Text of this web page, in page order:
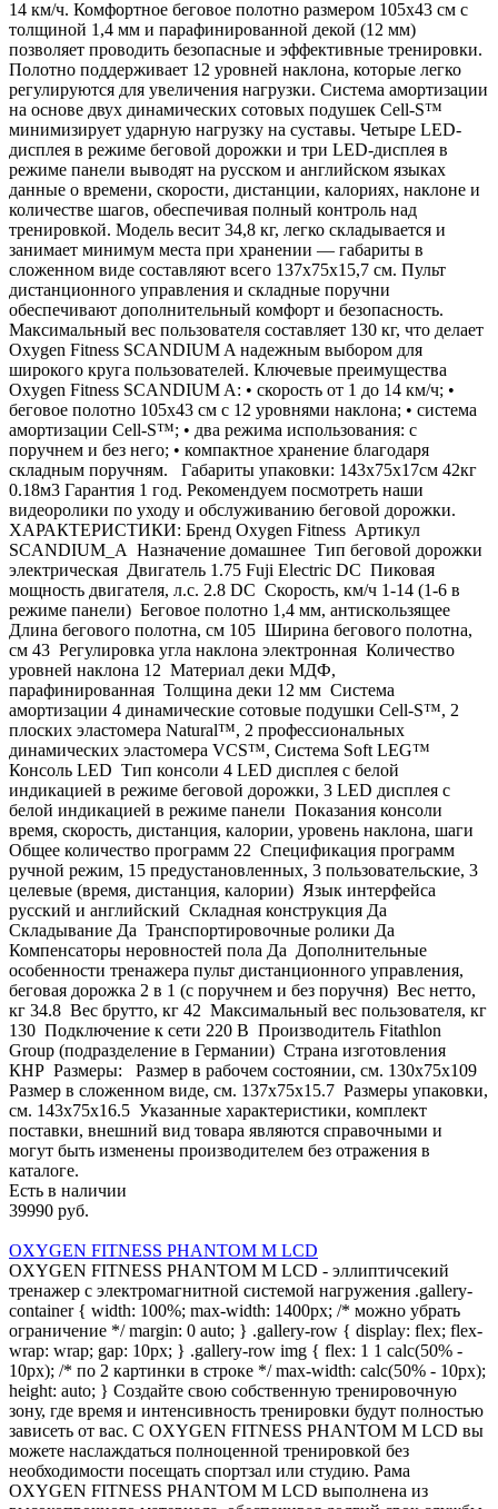
14 км/ч. Комфортное беговое полотно размером 105х43 см с
толщиной 1,4 мм и парафинированной декой (12 мм)
позволяет проводить безопасные и эффективные тренировки.
Полотно поддерживает 12 уровней наклона, которые легко
регулируются для увеличения нагрузки. Система амортизации
на основе двух динамических сотовых подушек Cell-S™
минимизирует ударную нагрузку на суставы. Четыре LED-
дисплея в режиме беговой дорожки и три LED-дисплея в
режиме панели выводят на русском и английском языках
данные о времени, скорости, дистанции, калориях, наклоне и
количестве шагов, обеспечивая полный контроль над
тренировкой. Модель весит 34,8 кг, легко складывается и
занимает минимум места при хранении — габариты в
сложенном виде составляют всего 137х75х15,7 см. Пульт
дистанционного управления и складные поручни
обеспечивают дополнительный комфорт и безопасность.
Максимальный вес пользователя составляет 130 кг, что делает
Oxygen Fitness SCANDIUM A надежным выбором для
широкого круга пользователей. Ключевые преимущества
Oxygen Fitness SCANDIUM A: • скорость от 1 до 14 км/ч; •
беговое полотно 105х43 см с 12 уровнями наклона; • система
амортизации Cell-S™; • два режима использования: с
поручнем и без него; • компактное хранение благодаря
складным поручням. Габариты упаковки: 143х75х17см 42кг
0.18м3 Гарантия 1 год. Рекомендуем посмотреть наши
видеоролики по уходу и обслуживанию беговой дорожки.
ХАРАКТЕРИСТИКИ: Бренд Oxygen Fitness Артикул
SCANDIUM_A Назначение домашнее Тип беговой дорожки
электрическая Двигатель 1.75 Fuji Electric DC Пиковая
мощность двигателя, л.с. 2.8 DC Скорость, км/ч 1-14 (1-6 в
режиме панели) Беговое полотно 1,4 мм, антискользящее
Длина бегового полотна, см 105 Ширина бегового полотна,
см 43 Регулировка угла наклона электронная Количество
уровней наклона 12 Материал деки МДФ,
парафинированная Толщина деки 12 мм Система
амортизации 4 динамические сотовые подушки Cell-S™, 2
плоских эластомера Natural™, 2 профессиональных
динамических эластомера VCS™, Система Soft LEG™
Консоль LED Тип консоли 4 LED дисплея с белой
индикацией в режиме беговой дорожки, 3 LED дисплея с
белой индикацией в режиме панели Показания консоли
время, скорость, дистанция, калории, уровень наклона, шаги
Общее количество программ 22 Спецификация программ
ручной режим, 15 предустановленных, 3 пользовательские, 3
целевые (время, дистанция, калории) Язык интерфейса
русский и английский Складная конструкция Да
Складывание Да Транспортировочные ролики Да
Компенсаторы неровностей пола Да Дополнительные
особенности тренажера пульт дистанционного управления,
беговая дорожка 2 в 1 (с поручнем и без поручня) Вес нетто,
кг 34.8 Вес брутто, кг 42 Максимальный вес пользователя, кг
130 Подключение к сети 220 В Производитель Fitathlon
Group (подразделение в Германии) Страна изготовления
КНР Размеры: Размер в рабочем состоянии, см. 130х75x109
Размер в сложенном виде, см. 137х75x15.7 Размеры упаковки,
см. 143х75x16.5 Указанные характеристики, комплект
поставки, внешний вид товара являются справочными и
могут быть изменены производителем без отражения в
каталоге.
Есть в наличии
39990 руб.
OXYGEN FITNESS PHANTOM M LCD
OXYGEN FITNESS PHANTOM M LCD - эллиптичсекий
тренажер с электромагнитной системой нагружения .gallery-
container { width: 100%; max-width: 1400px; /* можно убрать
ограничение */ margin: 0 auto; } .gallery-row { display: flex; flex-
wrap: wrap; gap: 10px; } .gallery-row img { flex: 1 1 calc(50% -
10px); /* по 2 картинки в строке */ max-width: calc(50% - 10px);
height: auto; } Создайте свою собственную тренировочную
зону, где время и интенсивность тренировки будут полностью
зависеть от вас. С OXYGEN FITNESS PHANTOM M LCD вы
можете наслаждаться полноценной тренировкой без
необходимости посещать спортзал или студию. Рама
OXYGEN FITNESS PHANTOM M LCD выполнена из